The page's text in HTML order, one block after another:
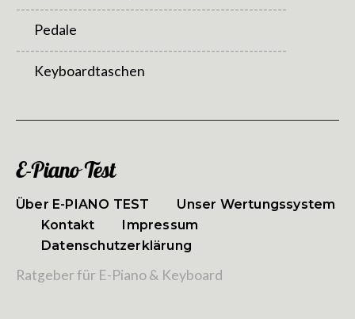
---------------------------------------------------------
Pedale
---------------------------------------------------------
Keyboardtaschen
E-Piano Test
Über E-PIANO TEST
Unser Wertungssystem
Kontakt
Impressum
Datenschutzerklärung
Ratgeber für E-Piano & Keyboard